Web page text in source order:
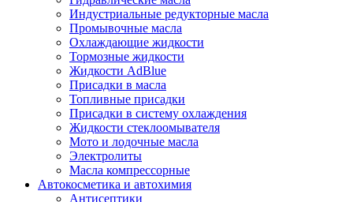
Индустриальные редукторные масла
Промывочные масла
Охлаждающие жидкости
Тормозные жидкости
Жидкости AdBlue
Присадки в масла
Топливные присадки
Присадки в систему охлаждения
Жидкости стеклоомывателя
Мото и лодочные масла
Электролиты
Масла компрессорные
Автокосметика и автохимия
Антисептики